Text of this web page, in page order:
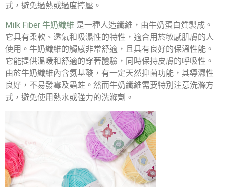
式，避免過熱或過度擰壓。
Milk Fiber 牛奶纖維 是一種人造纖維，由牛奶蛋白質製成。
它具有柔軟、透氣和吸濕性的特性，適合用於敏感肌膚的人
使用。牛奶纖維的觸感非常舒適，且具有良好的保溫性能。
它能提供溫暖和舒適的穿著體驗，同時保持皮膚的呼吸性。
由於牛奶纖維內含氨基酸，有一定天然抑菌功能，其導濕性
良好，不易發霉及蟲蛀。然而牛奶纖維需要特別注意洗滌方
式，避免使用熱水或強力的洗滌劑。